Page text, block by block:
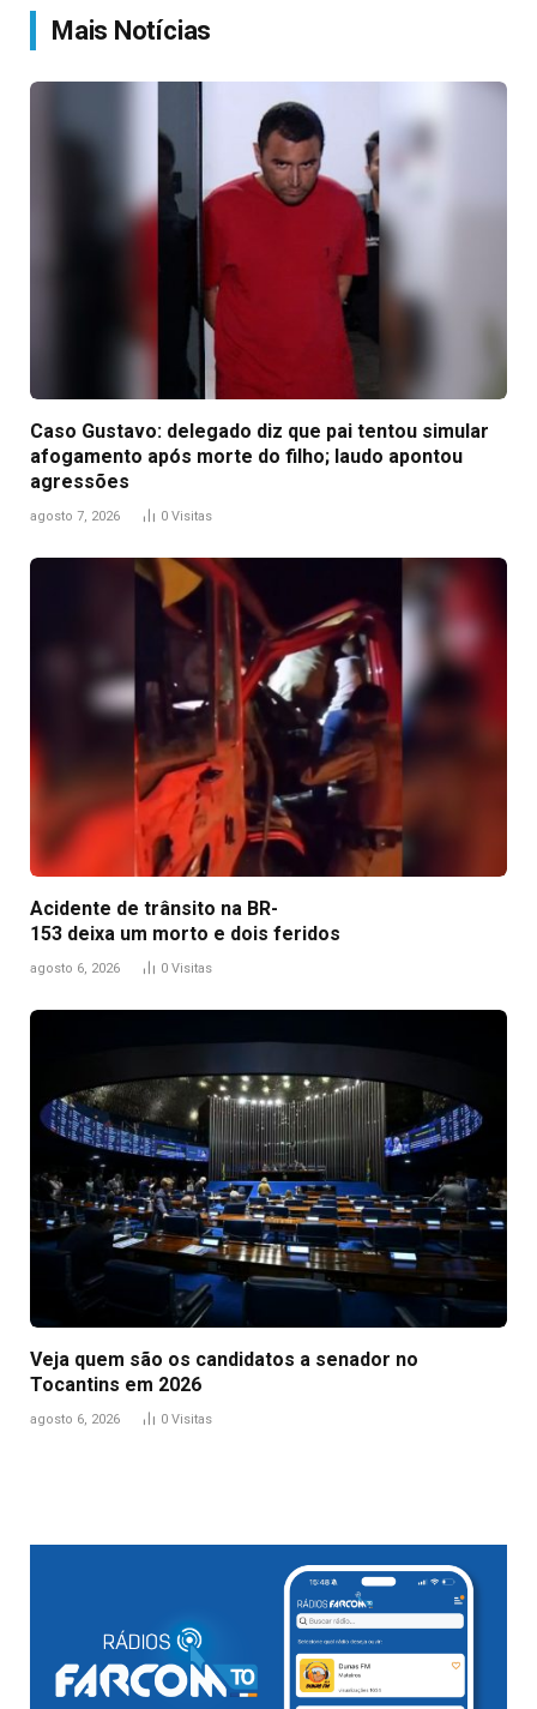
Mais Notícias
Caso Gustavo: delegado diz que pai tentou simular
afogamento após morte do filho; laudo apontou
agressões
agosto 7, 2026 0 Visitas
Acidente de trânsito na BR-
153 deixa um morto e dois feridos
agosto 6, 2026 0 Visitas
Veja quem são os candidatos a senador no
Tocantins em 2026
agosto 6, 2026 0 Visitas